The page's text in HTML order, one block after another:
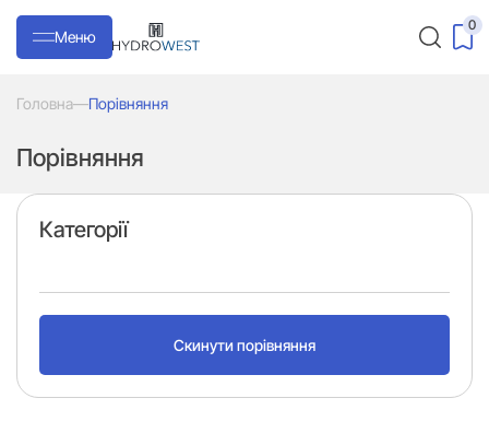
Меню
0
Головна—Порівняння
Порівняння
Категорії
Скинути порівняння